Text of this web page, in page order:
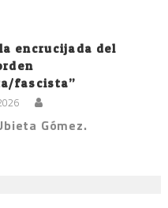
encrucijada del
fascista”
Gómez.